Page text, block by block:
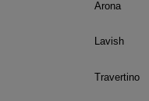
Arona
Lavish
Travertino